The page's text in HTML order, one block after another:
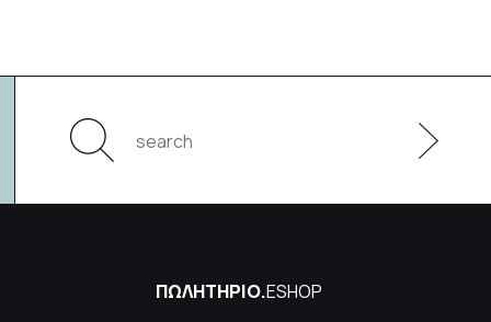
ΠΩΛΗΤΗΡΙΟ.ESHOP